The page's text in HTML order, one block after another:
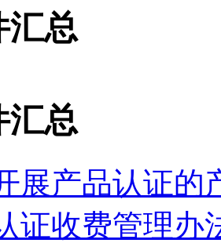
汇总
汇总
展产品认证的
证收费管理办